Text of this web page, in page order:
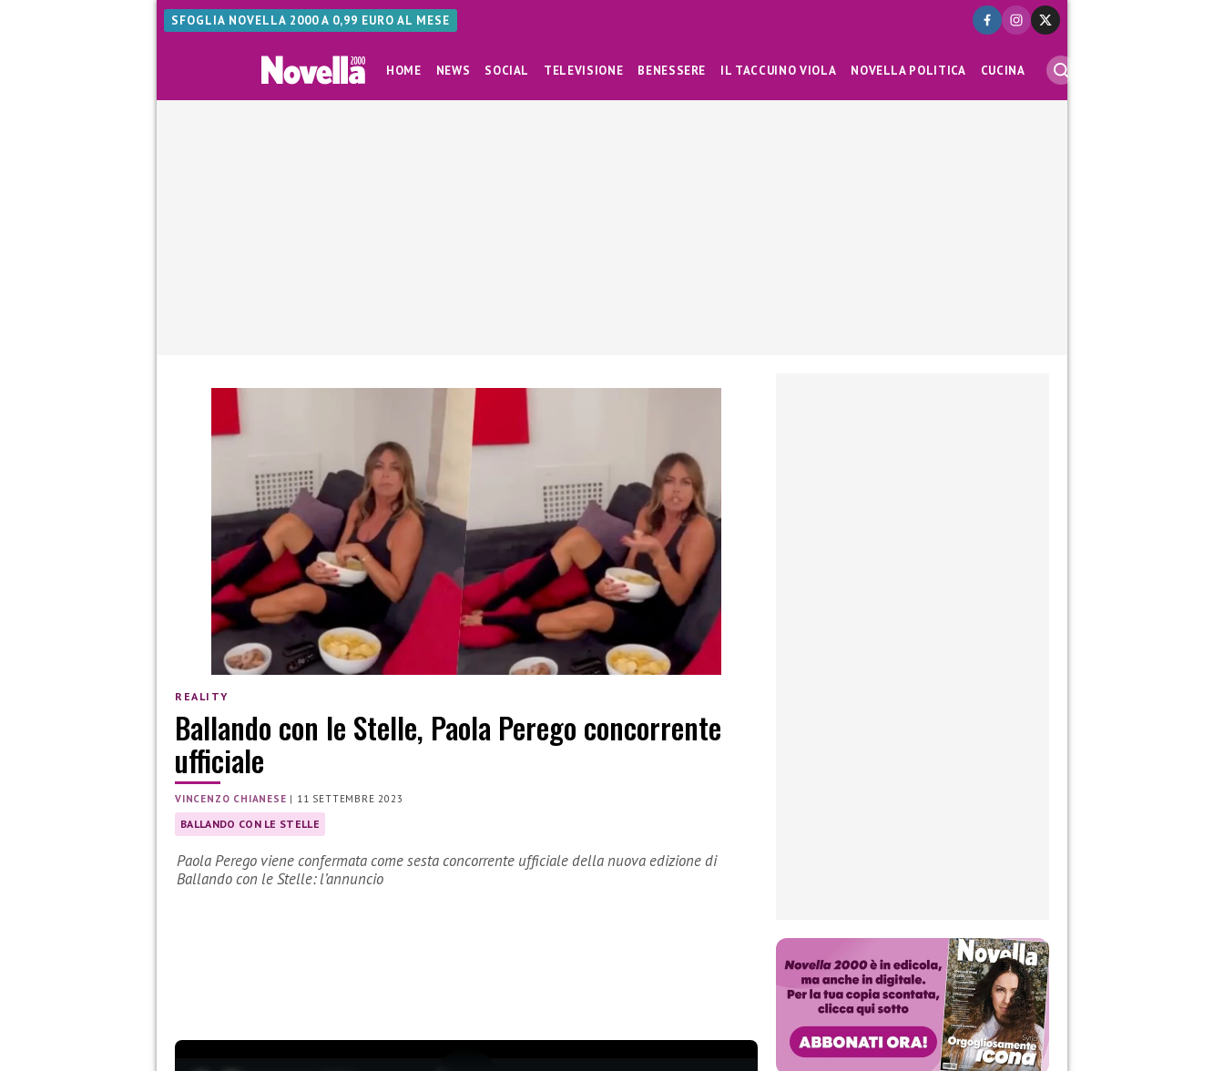
SFOGLIA NOVELLA 2000 A 0,99 EURO AL MESE
HOME NEWS SOCIAL TELEVISIONE BENESSERE IL TACCUINO VIOLA NOVELLA POLITICA CUCINA
REALITY
Ballando con le Stelle, Paola Perego concorrente
ufficiale
VINCENZO CHIANESE | 11 SETTEMBRE 2023
BALLANDO CON LE STELLE
Paola Perego viene confermata come sesta concorrente ufficiale della nuova edizione di
Ballando con le Stelle: l’annuncio